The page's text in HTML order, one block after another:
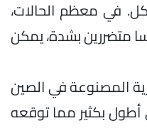
في معظم الحالات،
متضررين بشدة، يمكن
المصنوعة في الصين
بكثير مما توقعه